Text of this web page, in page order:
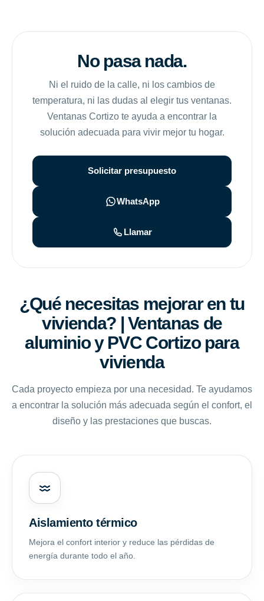
No pasa nada.
Ni el ruido de la calle, ni los cambios de
temperatura, ni las dudas al elegir tus ventanas.
Ventanas Cortizo te ayuda a encontrar la
solución adecuada para vivir mejor tu hogar.
Solicitar presupuesto
WhatsApp
Llamar
¿Qué necesitas mejorar en tu
vivienda? | Ventanas de
aluminio y PVC Cortizo para
vivienda
Cada proyecto empieza por una necesidad. Te ayudamos
a encontrar la solución más adecuada según el confort, el
diseño y las prestaciones que buscas.
Aislamiento térmico
Mejora el confort interior y reduce las pérdidas de
energía durante todo el año.